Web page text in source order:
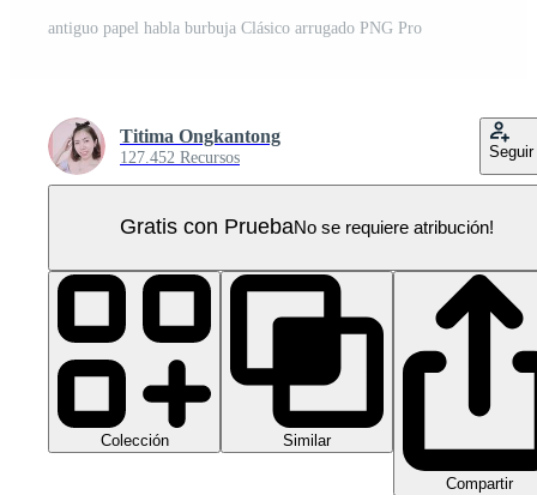
antiguo papel habla burbuja Clásico arrugado PNG Pro
Titima Ongkantong
127.452 Recursos Seguir
Gratis con PruebaNo se requiere atribución!
Colección Similar
Compartir